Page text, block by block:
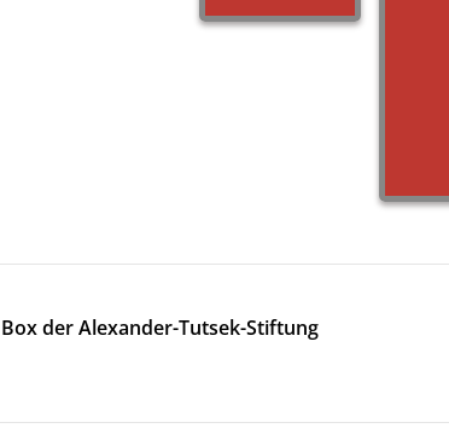
der Alexander-Tutsek-Stiftung